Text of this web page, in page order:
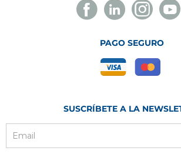
Novelec
Novelec
PAGO SEGURO
SUSCRÍBETE A LA